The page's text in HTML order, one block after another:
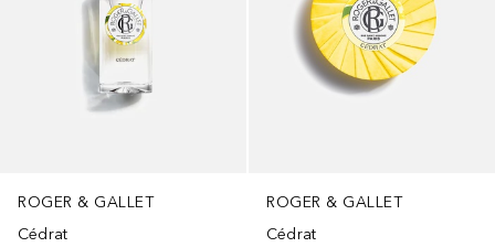
ROGER & GALLET
Cédrat
ROGER & GALLET
Cédrat